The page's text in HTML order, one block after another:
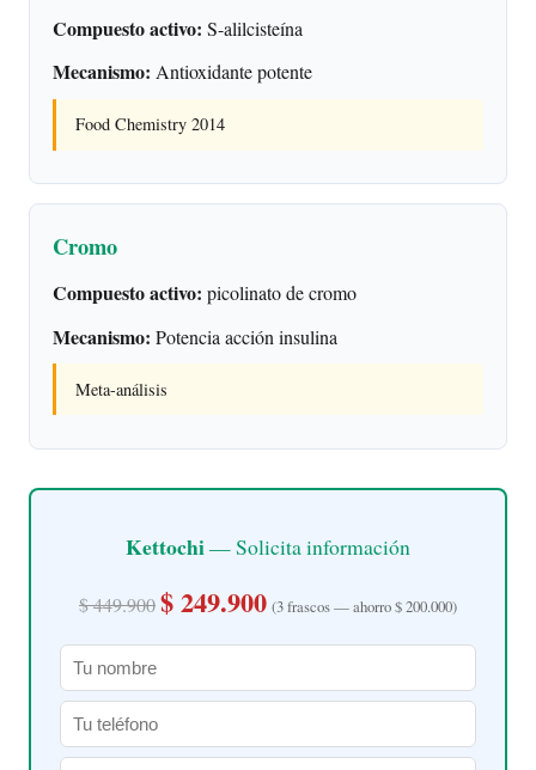
Compuesto activo: S-alilcisteína
Mecanismo: Antioxidante potente
Food Chemistry 2014
Cromo
Compuesto activo: picolinato de cromo
Mecanismo: Potencia acción insulina
Meta-análisis
Kettochi— Solicita información
$ 449.900$ 249.900 (3 frascos — ahorro $ 200.000)